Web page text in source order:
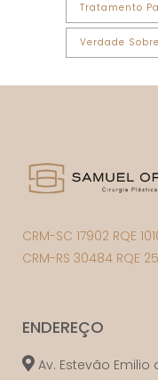
Tratamento
Verdade
CRM-SC 17902 RQE
CRM-RS 30484 RQE
ENDEREÇO
Av. Estevão Emilio